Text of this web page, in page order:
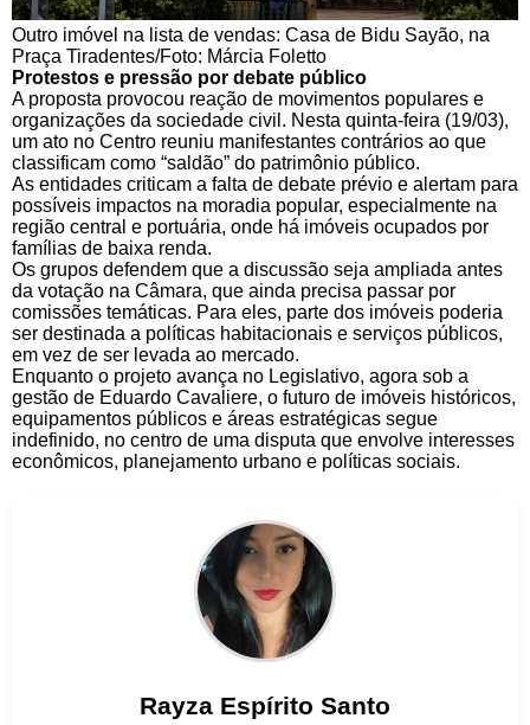
Outro imóvel na lista de vendas: Casa de Bidu Sayão, na
Praça Tiradentes/Foto: Márcia Foletto
Protestos e pressão por debate público
A proposta provocou reação de movimentos populares e
organizações da sociedade civil. Nesta quinta-feira (19/03),
um ato no Centro reuniu manifestantes contrários ao que
classificam como “saldão” do patrimônio público.
As entidades criticam a falta de debate prévio e alertam para
possíveis impactos na moradia popular, especialmente na
região central e portuária, onde há imóveis ocupados por
famílias de baixa renda.
Os grupos defendem que a discussão seja ampliada antes
da votação na Câmara, que ainda precisa passar por
comissões temáticas. Para eles, parte dos imóveis poderia
ser destinada a políticas habitacionais e serviços públicos,
em vez de ser levada ao mercado.
Enquanto o projeto avança no Legislativo, agora sob a
gestão de Eduardo Cavaliere, o futuro de imóveis históricos,
equipamentos públicos e áreas estratégicas segue
indefinido, no centro de uma disputa que envolve interesses
econômicos, planejamento urbano e políticas sociais.
Rayza Espírito Santo